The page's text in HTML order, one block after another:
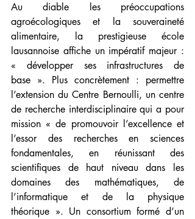
Au diable les préoccupations
agroécologiques et la souveraineté
alimentaire, la prestigieuse école
lausannoise affiche un impératif majeur :
« développer ses infrastructures de
base ». Plus concrètement : permettre
l’extension du Centre Bernoulli, un centre
de recherche interdisciplinaire qui a pour
mission « de promouvoir l’excellence et
l’essor des recherches en sciences
fondamentales, en réunissant des
scientifiques de haut niveau dans les
domaines des mathématiques, de
l’informatique et de la physique
théorique ». Un consortium formé d’un